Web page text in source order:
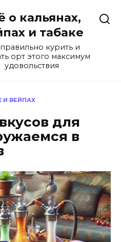
о кальянах,
и табаке
курить и
орт этого максимум
удовольствия
И ВЕЙПАХ
для
в